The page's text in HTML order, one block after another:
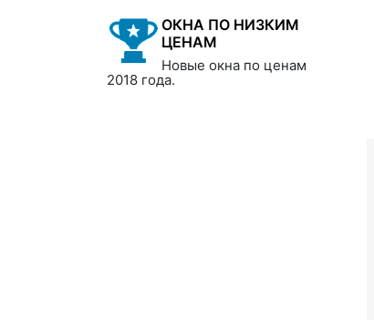
ОКНА ПО НИЗКИМ
ЦЕНАМ
Новые окна по ценам
2018 года.